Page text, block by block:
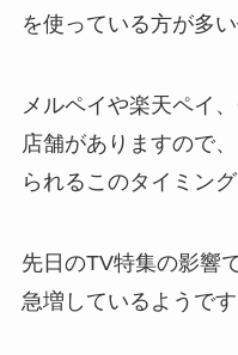
を使っている方が多
メルペイや楽天ペイ
店舗がありますので
られるこのタイミン
先日のTV特集の影響
急増しているようです